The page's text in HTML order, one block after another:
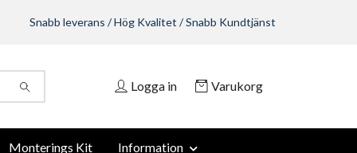
Snabb leverans / Hög Kvalitet / Snabb Kundtjänst
Logga in Varukorg
Monterings Kit Information